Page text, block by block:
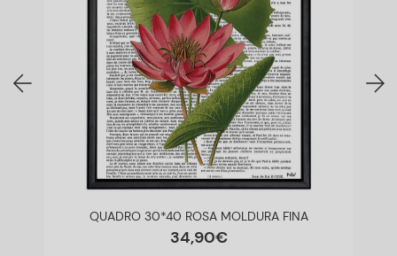
QUADRO 30*40 ROSA MOLDURA FINA
34,90€